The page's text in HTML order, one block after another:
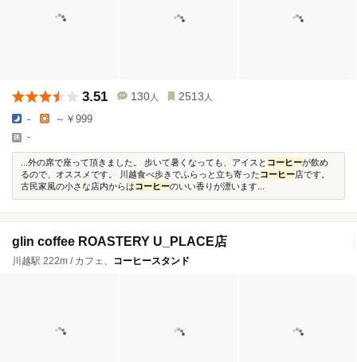
3.51 130 人 2513 人
- ～￥999
-
...外の席で座って頂きました。 歩いて暑くなっても、アイスと コーヒーが飲め
るので、オススメです。 川越食べ歩きでふらっと立ち寄ったコーヒー店です。
古民家風の小さな店内からはコーヒーのいい香りが漂います...
glin coffee ROASTERY U_PLACE店
川越駅 222m / カフェ、 コーヒースタンド